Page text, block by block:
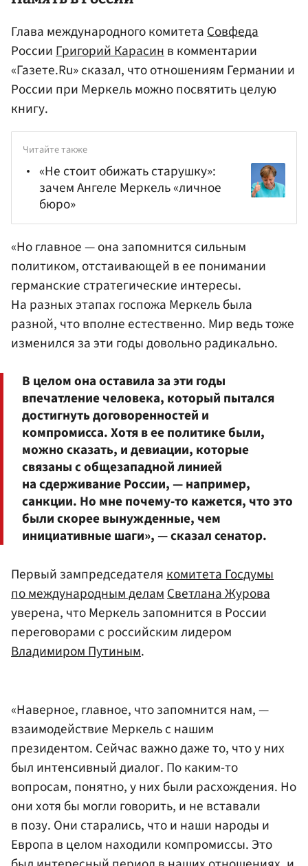
Глава международного комитетаСовфеда
РоссииГригорий Карасинв комментарии
«Газете.Ru» сказал, что отношениям Германии и
России при Меркель можно посвятить целую
книгу.
Читайте также
«Не стоит обижать старушку»:
зачем Ангеле Меркель «личное
бюро»
«Но главное — она запомнится сильным
политиком, отстаивающей в ее понимании
германские стратегические интересы.
На разных этапах госпожа Меркель была
разной, что вполне естественно. Мир ведь тоже
изменился за эти годы довольно радикально.
В целом она оставила за эти годы
впечатление человека, который пытался
достигнуть договоренностей и
компромисса. Хотя в ее политике были,
можно сказать, и девиации, которые
связаны с общезападной линией
на сдерживание России, — например,
санкции. Но мне почему-то кажется, что это
были скорее вынужденные, чем
инициативные шаги», — сказал сенатор.
Первый зампредседателякомитета Госдумы
по международным деламСветлана Журова
уверена, что Меркель запомнится в России
переговорами с российским лидером
Владимиром Путиным.
«Наверное, главное, что запомнится нам, —
взаимодействие Меркель с нашим
президентом. Сейчас важно даже то, что у них
был интенсивный диалог. По каким-то
вопросам, понятно, у них были расхождения. Но
они хотя бы могли говорить, и не вставали
в позу. Они старались, что и наши народы и
Европа в целом находили компромиссы. Это